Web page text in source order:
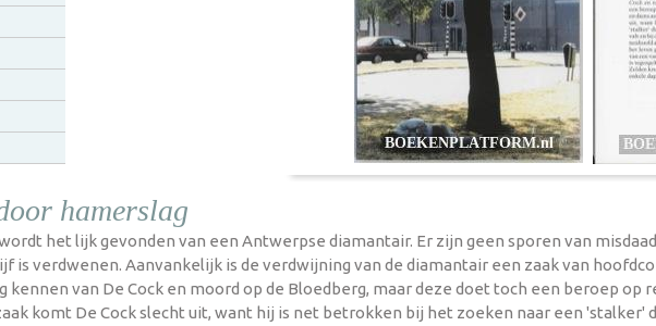
hamerslag
het lijk gevonden van een Antwerpse diamantair. Er zijn geen sporen van
verdwenen. Aanvankelijk is de verdwijning van de diamantair een zaak van
van De Cock en moord op de Bloedberg, maar deze doet toch een beroep op
komt De Cock slecht uit, want hij is net betrokken bij het zoeken naar een 'stalker'